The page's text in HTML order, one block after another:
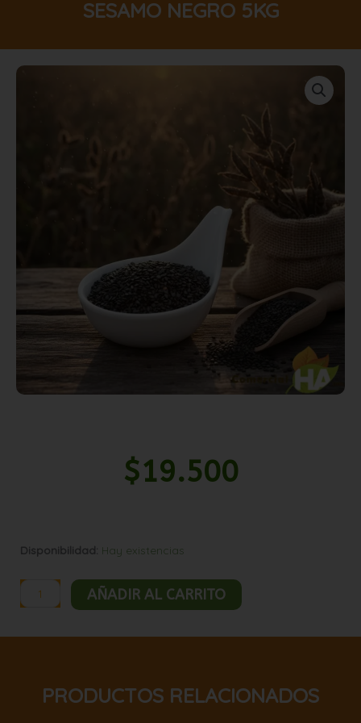
SESAMO NEGRO 5KG
$19.500
Disponibilidad: Hay existencias
negro
5kg
cantidad AÑADIR AL CARRITO
PRODUCTOS RELACIONADOS